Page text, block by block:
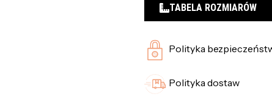
TABELA ROZMIARÓW
Polityka
Polityka dostaw